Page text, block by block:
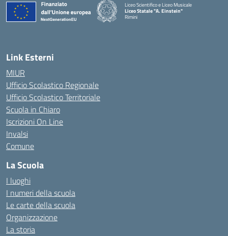
Liceo Scientifico e Liceo Musicale
Liceo Statale "A. Einstein"
Rimini
Link Esterni
MIUR
Ufficio Scolastico Regionale
Ufficio Scolastico Territoriale
Scuola in Chiaro
Iscrizioni On Line
Invalsi
Comune
La Scuola
I luoghi
I numeri della scuola
Le carte della scuola
Organizzazione
La storia